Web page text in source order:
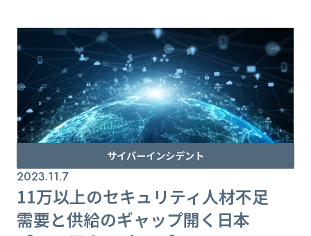
サイバーインシデント
2023.11.7
11万以上のセキュリティ人材不足
需要と供給のギャップ開く日本